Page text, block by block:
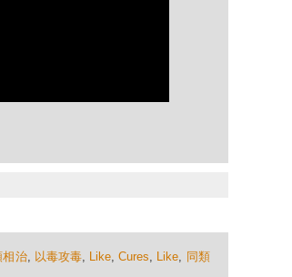
相治, 以毒攻毒, Like,Cures, Like, 同類